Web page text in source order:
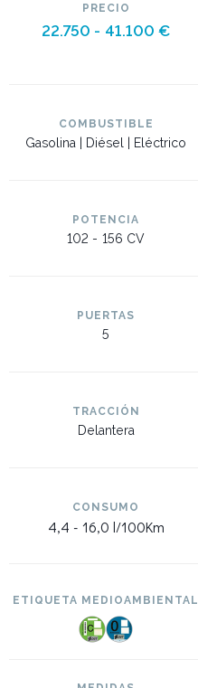
PRECIO
22.750 - 41.100 €
COMBUSTIBLE
Gasolina | Diésel | Eléctrico
POTENCIA
102 - 156 CV
PUERTAS
5
TRACCIÓN
Delantera
CONSUMO
4,4 - 16,0 l/100Km
ETIQUETA MEDIOAMBIENTAL